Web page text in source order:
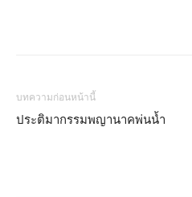
บทความก่อนหน้านี้
ประติมากรรมพญานาคพ่นน้ำ